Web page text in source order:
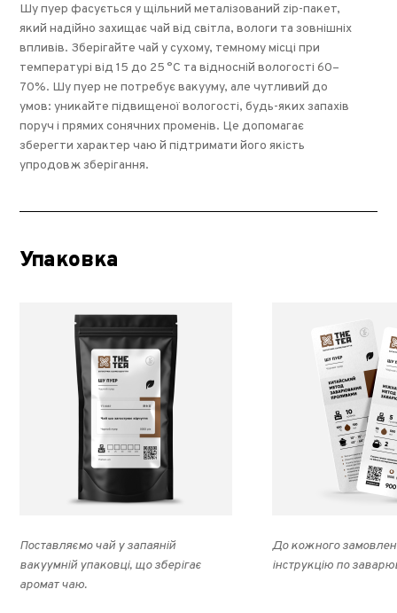
Шу пуер фасується у щільний металізований zip-пакет,
який надійно захищає чай від світла, вологи та зовнішніх
впливів. Зберігайте чай у сухому, темному місці при
температурі від 15 до 25 °C та відносній вологості 60–
70%. Шу пуер не потребує вакууму, але чутливий до
умов: уникайте підвищеної вологості, будь-яких запахів
поруч і прямих сонячних променів. Це допомагає
зберегти характер чаю й підтримати його якість
упродовж зберігання.
Упаковка
Поставляємо чай у запаяній
вакуумній упаковці, що зберігає
аромат чаю.
До кожного
інструкцію по